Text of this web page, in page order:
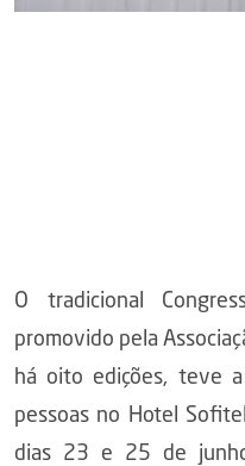
O tradicional
promovido pela
há oito edições, teve
pessoas no Hotel
dias 23 e 25 de